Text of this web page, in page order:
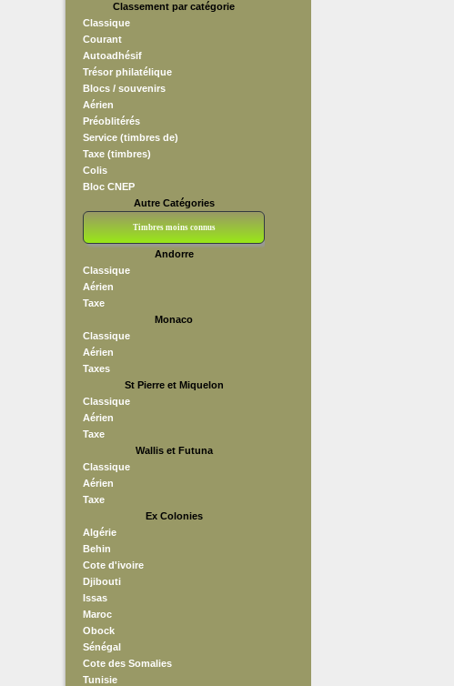
Classement par catégorie
Classique
Courant
Autoadhésif
Trésor philatélique
Blocs / souvenirs
Aérien
Préoblitérés
Service (timbres de)
Taxe (timbres)
Colis
Bloc CNEP
Autre Catégories
Timbres moins connus
Andorre
Classique
Aérien
Taxe
Monaco
Classique
Aérien
Taxes
St Pierre et Miquelon
Classique
Aérien
Taxe
Wallis et Futuna
Classique
Aérien
Taxe
Ex Colonies
Algérie
Behin
Cote d'ivoire
Djibouti
Issas
Maroc
Obock
Sénégal
Cote des Somalies
Tunisie